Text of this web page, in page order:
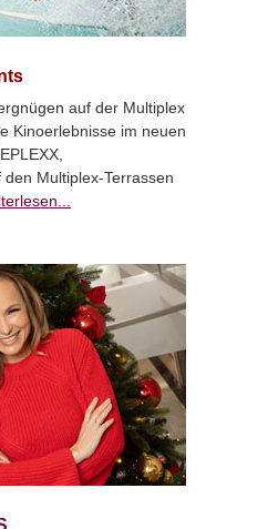
auf der Multiplex
Kinoerlebnisse im neuen
Multiplex-Terrassen